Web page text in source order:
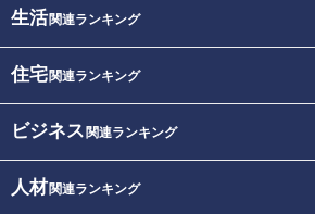
生活関連ランキング
住宅関連ランキング
ビジネス 関連ランキング
人材関連ランキング